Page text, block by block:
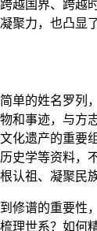
越国界、跨越
聚力，也凸显
单的姓名罗列
和事迹，与方
化遗产的重要
史学等资料，
认祖、凝聚民
修谱的重要性
理世系？如何